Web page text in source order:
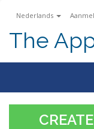
Nederlands
The